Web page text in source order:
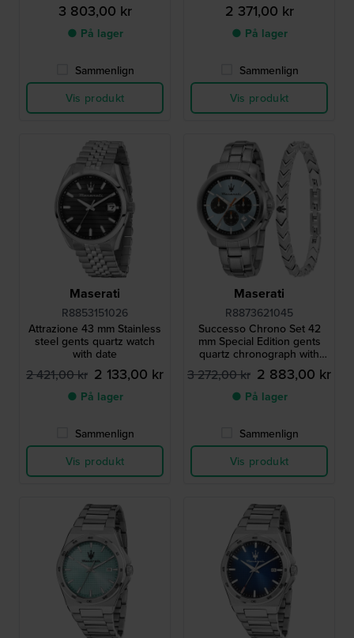
3 803,00 kr
● På lager
Sammenlign
Vis produkt
2 371,00 kr
● På lager
Sammenlign
Vis produkt
Maserati
R8853151026
Attrazione 43 mm Stainless
steel gents quartz watch
with date
2 421,00 kr 2 133,00 kr
● På lager
Sammenlign
Vis produkt
Maserati
R8873621045
Successo Chrono Set 42
mm Special Edition gents
quartz chronograph with
extra bracelet
3 272,00 kr 2 883,00 kr
● På lager
Sammenlign
Vis produkt